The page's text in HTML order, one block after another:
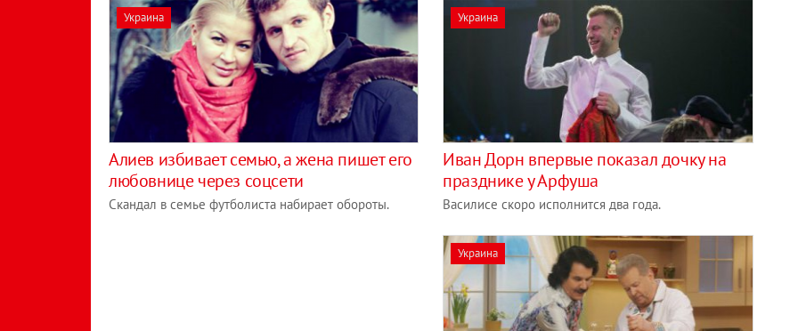
Украина
Алиев избивает семью, а жена пишет его
любовнице через соцсети
Скандал в семье футболиста набирает обороты.
Украина
Иван Дорн впервые показал дочку на
празднике у Арфуша
Василисе скоро исполнится два года.
Украина